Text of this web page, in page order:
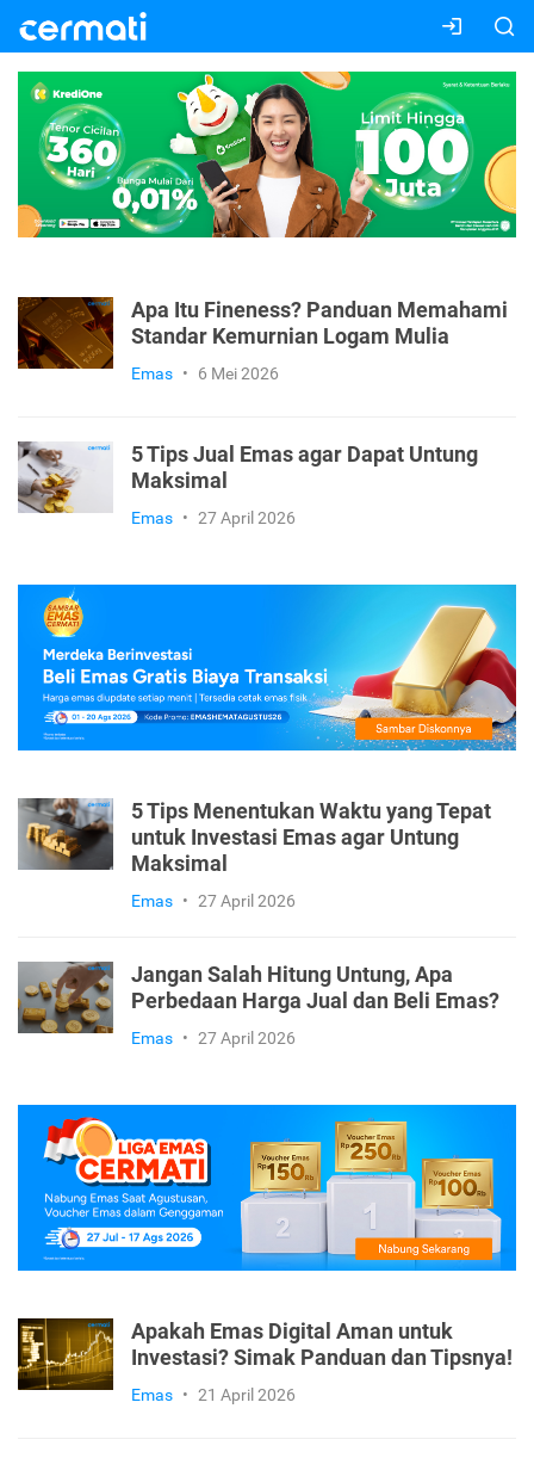
Apa Itu Fineness? Panduan Memahami
Standar Kemurnian Logam Mulia
Emas • 6 Mei 2026
5 Tips Jual Emas agar Dapat Untung
Maksimal
Emas • 27 April 2026
5 Tips Menentukan Waktu yang Tepat
untuk Investasi Emas agar Untung
Maksimal
Emas • 27 April 2026
Jangan Salah Hitung Untung, Apa
Perbedaan Harga Jual dan Beli Emas?
Emas • 27 April 2026
Apakah Emas Digital Aman untuk
Investasi? Simak Panduan dan Tipsnya!
Emas • 21 April 2026